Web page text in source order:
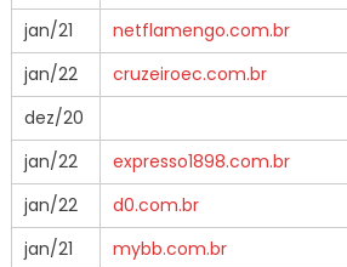
jan/21
netflamengo.com.br
jan/22
cruzeiroec.com.br
dez/20
jan/22
expresso1898.com.br
jan/22
d0.com.br
jan/21
mybb.com.br